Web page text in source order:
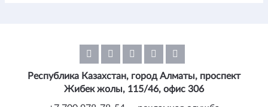
Республика Казахстан, город Алматы, проспект
Жибек жолы, 115/46, офис 306